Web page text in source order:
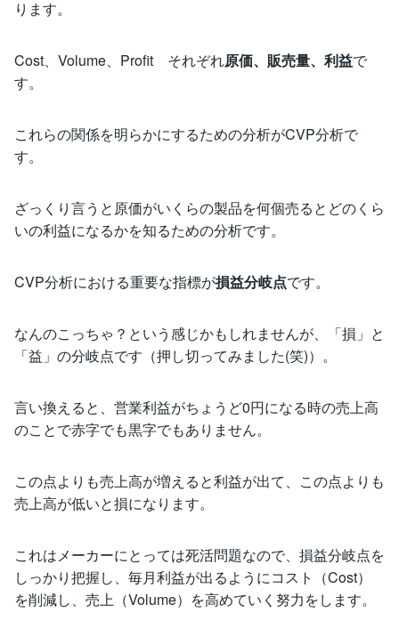
ります。
Cost、Volume、Profit それぞれ原価、販売量、利益で
す。
これらの関係を明らかにするための分析がCVP分析で
す。
ざっくり言うと原価がいくらの製品を何個売るとどのくら
いの利益になるかを知るための分析です。
CVP分析における重要な指標が損益分岐点です。
なんのこっちゃ？という感じかもしれませんが、「損」と
「益」の分岐点です（押し切ってみました(笑)）。
言い換えると、営業利益がちょうど0円になる時の売上高
のことで赤字でも黒字でもありません。
この点よりも売上高が増えると利益が出て、この点よりも
売上高が低いと損になります。
これはメーカーにとっては死活問題なので、損益分岐点を
しっかり把握し、毎月利益が出るようにコスト（Cost）
を削減し、売上（Volume）を高めていく努力をします。